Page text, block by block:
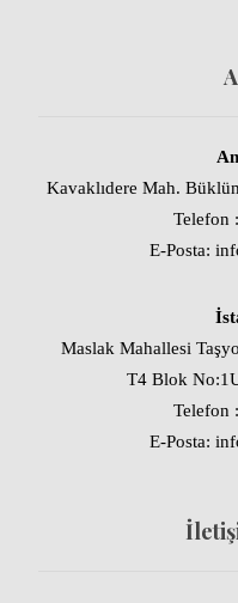
Kavaklıdere Mah.
Telefon
E-Posta:
Maslak Mahallesi
T4 Blok
Telefon
E-Posta: